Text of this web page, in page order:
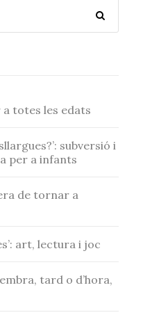
a totes les edats
subversió i
per a infants
de tornar a
art, lectura i joc
tard o d’hora,